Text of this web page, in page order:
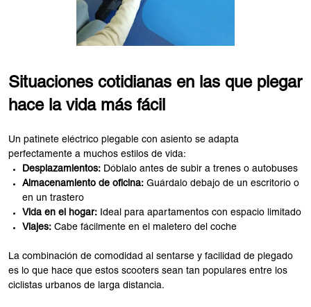
Situaciones cotidianas en las que plegar
hace la vida más fácil
Un patinete eléctrico plegable con asiento se adapta
perfectamente a muchos estilos de vida:
Desplazamientos: Dóblalo antes de subir a trenes o autobuses
Almacenamiento de oficina: Guárdalo debajo de un escritorio o
en un trastero
Vida en el hogar: Ideal para apartamentos con espacio limitado
Viajes: Cabe fácilmente en el maletero del coche
La combinación de comodidad al sentarse y facilidad de plegado
es lo que hace que estos scooters sean tan populares entre los
ciclistas urbanos de larga distancia.